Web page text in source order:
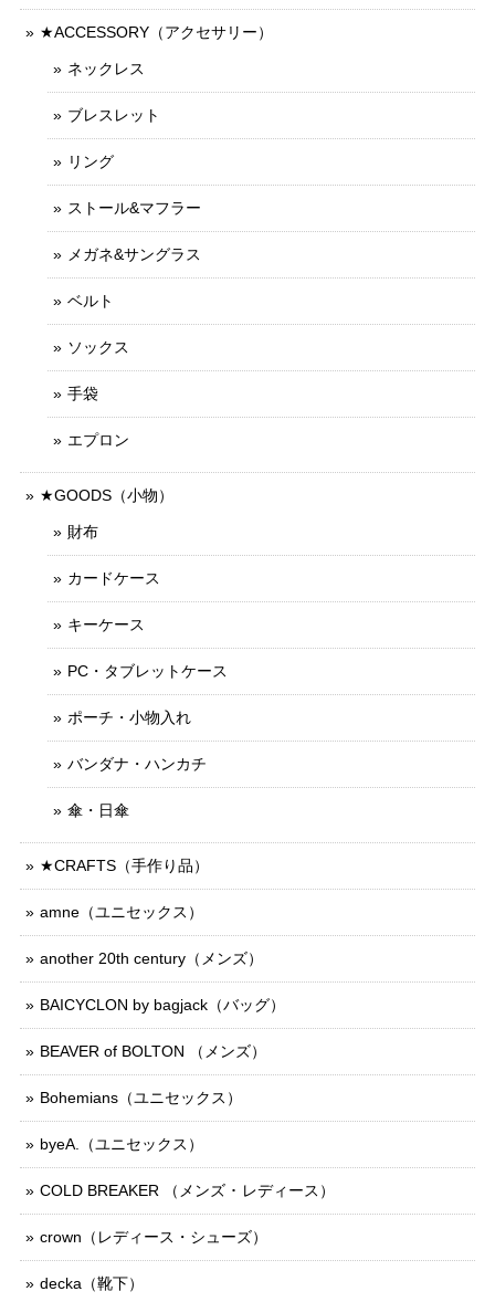
★ACCESSORY（アクセサリー）
ネックレス
ブレスレット
リング
ストール&マフラー
メガネ&サングラス
ベルト
ソックス
手袋
エプロン
★GOODS（小物）
財布
カードケース
キーケース
PC・タブレットケース
ポーチ・小物入れ
バンダナ・ハンカチ
傘・日傘
★CRAFTS（手作り品）
amne（ユニセックス）
another 20th century（メンズ）
BAICYCLON by bagjack（バッグ）
BEAVER of BOLTON （メンズ）
Bohemians（ユニセックス）
byeA.（ユニセックス）
COLD BREAKER （メンズ ･ レディース）
crown（レディース・シューズ）
decka（靴下）